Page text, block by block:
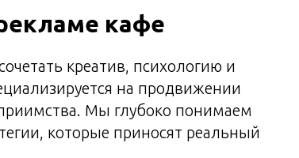
кафе
креатив, психологию и
на продвижении
Мы глубоко понимаем
которые приносят реальный